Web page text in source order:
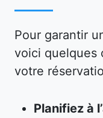
Pour garantir
voici quelques
votre
Planifiez à